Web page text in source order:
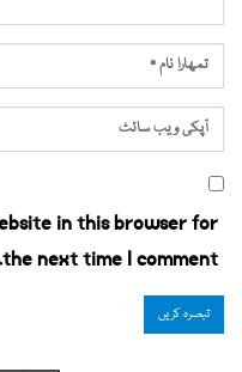
in this browser for
the next time I comment.